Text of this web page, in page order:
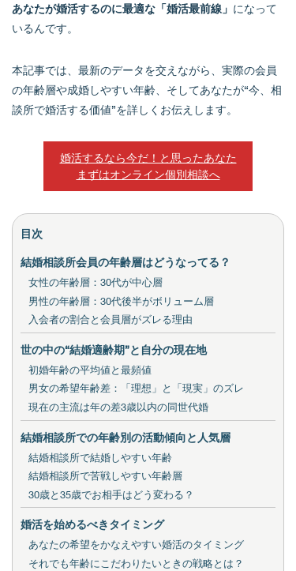
あなたが婚活するのに最適な「婚活最前線」 になって
いるんです。
本記事では、最新のデータを交えながら、実際の会員
の年齢層や成婚しやすい年齢、そしてあなたが“今、相
談所で婚活する価値”を詳しくお伝えします。
婚活するなら今だ！と思ったあなた
まずはオンライン個別相談へ
目次
結婚相談所会員の年齢層はどうなってる？
女性の年齢層：30代が中心層
男性の年齢層：30代後半がボリューム層
入会者の割合と会員層がズレる理由
世の中の“結婚適齢期”と自分の現在地
初婚年齢の平均値と最頻値
男女の希望年齢差：「理想」と「現実」のズレ
現在の主流は年の差3歳以内の同世代婚
結婚相談所での年齢別の活動傾向と人気層
結婚相談所で結婚しやすい年齢
結婚相談所で苦戦しやすい年齢層
30歳と35歳でお相手はどう変わる？
婚活を始めるべきタイミング
あなたの希望をかなえやすい婚活のタイミング
それでも年齢にこだわりたいときの戦略とは？